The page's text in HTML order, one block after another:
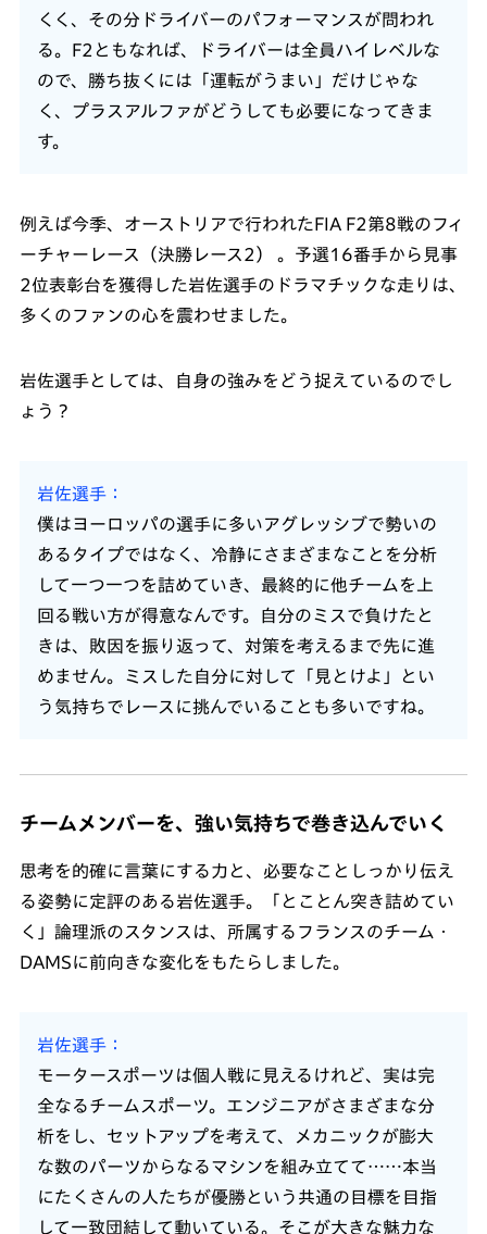
くく、その分ドライバーのパフォーマンスが問われ
る。F2ともなれば、ドライバーは全員ハイレベルな
ので、勝ち抜くには「運転がうまい」だけじゃな
く、プラスアルファがどうしても必要になってきま
す。
例えば今季、オーストリアで行われたFIA F2第8戦のフィ
ーチャーレース（決勝レース2） 。予選16番手から見事
2位表彰台を獲得した岩佐選手のドラマチックな走りは、
多くのファンの心を震わせました。
岩佐選手としては、自身の強みをどう捉えているのでし
ょう？
岩佐選手
僕はヨーロッパの選手に多いアグレッシブで勢いの
あるタイプではなく、冷静にさまざまなことを分析
して一つ一つを詰めていき、最終的に他チームを上
回る戦い方が得意なんです。自分のミスで負けたと
きは、敗因を振り返って、対策を考えるまで先に進
めません。ミスした自分に対して「見とけよ」とい
う気持ちでレースに挑んでいることも多いですね。
チームメンバーを、強い気持ちで巻き込んでいく
思考を的確に言葉にする力と、必要なことしっかり伝え
る姿勢に定評のある岩佐選手。「とことん突き詰めてい
く」論理派のスタンスは、所属するフランスのチーム・
DAMSに前向きな変化をもたらしました。
岩佐選手
モータースポーツは個人戦に見えるけれど、実は完
全なるチームスポーツ。エンジニアがさまざまな分
析をし、セットアップを考えて、メカニックが膨大
な数のパーツからなるマシンを組み立てて……本当
にたくさんの人たちが優勝という共通の目標を目指
して一致団結して動いている。そこが大きな魅力な